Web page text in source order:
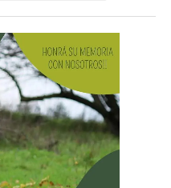
que,durante las
de bacheo será
de trabajo y dos